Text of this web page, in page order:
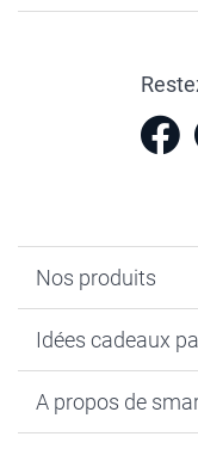
Nos produits
Calendrier photo &
Tirage photo &
Idées cadeaux
Anniversaire
A propos de